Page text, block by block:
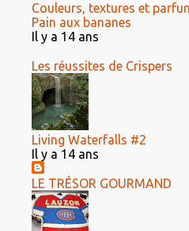
Couleurs, textures et
Pain aux bananes
Il y a 14 ans
Les réussites de Crispers
Living Waterfalls #2
Il y a 14 ans
LE TRÉSOR GOURMAND